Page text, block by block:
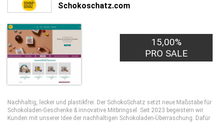
Schokoschatz.com
15,00%
PRO SALE
Nachhaltig, lecker und plastikfrei: Der SchokoSchatz setzt neue Maßstäbe für
Schokoladen-Geschenke & innovative Mitbringsel. Seit 2023 begeistern wir
Kunden mit unserer Idee der nachhaltigen Schokoladen-Überraschung. Dafür